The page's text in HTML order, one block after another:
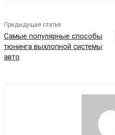
Предыдущая статья
Самые популярные способы
тюнинга выхлопной системы
авто